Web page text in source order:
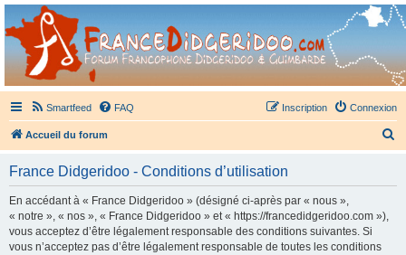
France Didgeridoo
Didgeridoo et Guimbarde sur France Didgeridoo - retrouvez la communauté.
Smartfeed FAQ Connexion
Inscription
Accueil du forum
France Didgeridoo - Conditions d’utilisation
En accédant à « France Didgeridoo » (désigné ci-après par « nous »,
« notre », « nos », « France Didgeridoo » et « https://francedidgeridoo.com »),
vous acceptez d’être légalement responsable des conditions suivantes. Si
vous n’acceptez pas d’être légalement responsable de toutes les conditions